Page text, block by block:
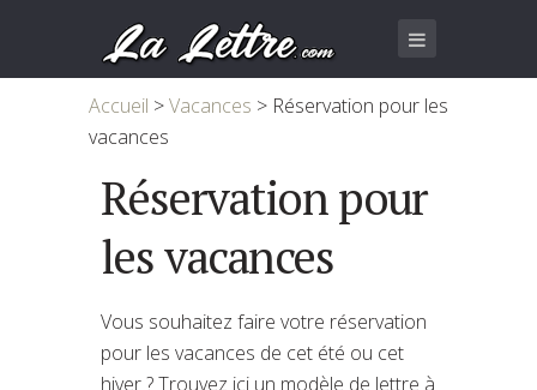
Accueil >Vacances > Réservation pour les
vacances
Réservation pour
les vacances
Vous souhaitez faire votre réservation
pour les vacances de cet été ou cet
hiver ? Trouvez ici un modèle de lettre à